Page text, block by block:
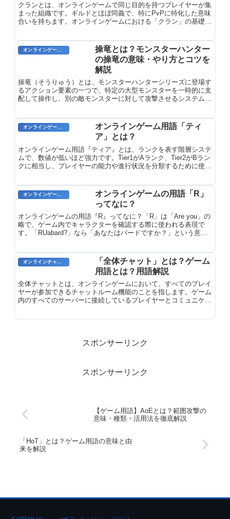
クランとは、オンラインゲームで同じ目的を持つプレイヤーが集
まった組織です。ギルドとほぼ同義で、特にPvPに特化した意味
合いを持ちます。オンラインゲームにおける「クラン」の基礎知
操竜とは？モンスターハンター
の操竜の意味・やり方とコツを
解説
操竜（そうりゅう）とは、モンスターハンターシリーズに登場す
るアクション要素の一つで、特定の大型モンスターを一時的に支
配して操作し、別の敵モンスターに対して攻撃させるシステムで
オンラインゲーム用語
オンラインゲーム用語「ティ
ア」とは？
オンラインゲーム用語『ティア』とは、ランクを表す階層システ
ムで、数値が低いほど強力です。Tier1がAランク、Tier2がBラン
クに相当し、プレイヤーの能力や進行状況を分類するために使用
オンラインゲームの用語「R」
ってなに？
オンラインゲームの用語『R』ってなに？「R」は「Are you」の
略で、ゲーム内でキャラクターを確認する際に使われる表現で
す。「RUabard?」なら「あなたはバードですか？」という意味
「全体チャット」とは？ゲーム
用語とは？用語解説
全体チャットとは、オンラインゲームにおいて、すべてのプレイ
ヤーが参加できるチャットルーム機能のことを指します。ゲーム
内のすべてのサーバーに接続しているプレイヤーとコミュニケー
スポンサーリンク
スポンサーリンク
【ゲーム用語】AoEとは？範囲攻撃の
意味・種類・活用法を徹底解説
「HoT」とは？ゲーム用語の意味と由
来を解説